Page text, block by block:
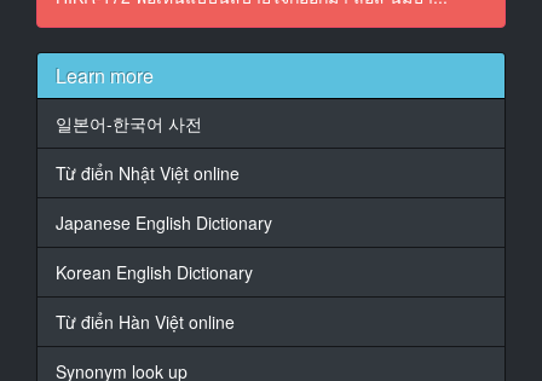
15
At 00:01:19,080, Character said: So yeah, we really
wanted to shoot you again.
16
At 00:01:22,200, Character said: Thank you.
At 00:01:23,480, Character said: I really enjoyed my
time, I guess.
At 00:01:37,360, Character said: So we're actually uh
a professional Japanese uh p***n studio.
Learn more
일본어-한국어 사전
Từ điển Nhật Việt online
Japanese English Dictionary
Korean English Dictionary
Từ điển Hàn Việt online
Synonym look up